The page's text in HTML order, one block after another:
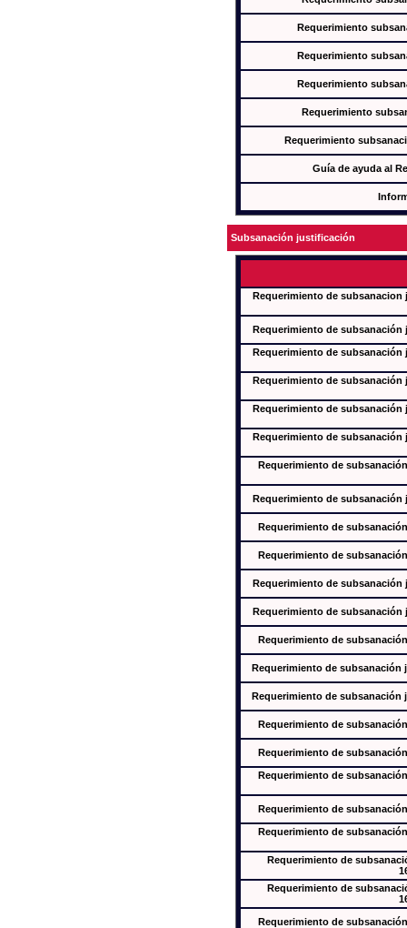
Requerimiento
Requerimiento
Requerimiento
Requerimiento
Requerimiento
Guía de ayuda al
Subsanación justificación
Requerimiento de
Requerimiento de subsanación
Requerimiento de
Requerimiento de
Requerimiento de
Requerimiento de
Requerimiento de
Requerimiento de subsanación
Requerimiento de
Requerimiento de
Requerimiento de subsanación
Requerimiento de subsanación
Requerimiento de
Requerimiento de subsanación
Requerimiento de subsanación
Requerimiento de
Requerimiento de
Requerimiento de
Requerimiento de
Requerimiento de
Requerimiento de
Requerimiento de
Requerimiento de